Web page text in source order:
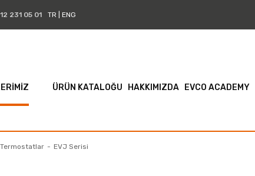
231 05 01 TR ENG
ÜRÜN KATALOĞU HAKKIMIZDA EVCO ACADEMY
EVJ Serisi